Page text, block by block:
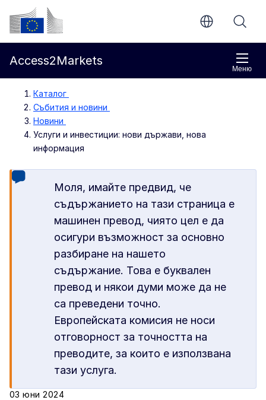
Направо към основното съдържание
Европейска комисия
Меню
Access2Markets
Каталог
Събития и новини
Новини
Услуги и инвестиции: нови държави, нова
информация
Моля, имайте предвид, че
съдържанието на тази страница е
машинен превод, чиято цел е да
осигури възможност за основно
разбиране на нашето
съдържание. Това е буквален
превод и някои думи може да не
са преведени точно.
Европейската комисия не носи
отговорност за точността на
преводите, за които е използвана
тази услуга.
03 юни 2024